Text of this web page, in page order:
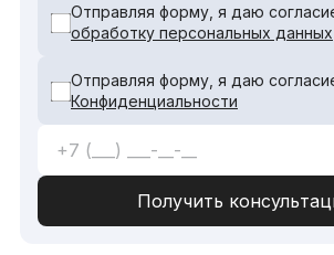
Отправляя форму, я даю
обработку персональных данных
Отправляя форму, я даю
Конфиденциальности